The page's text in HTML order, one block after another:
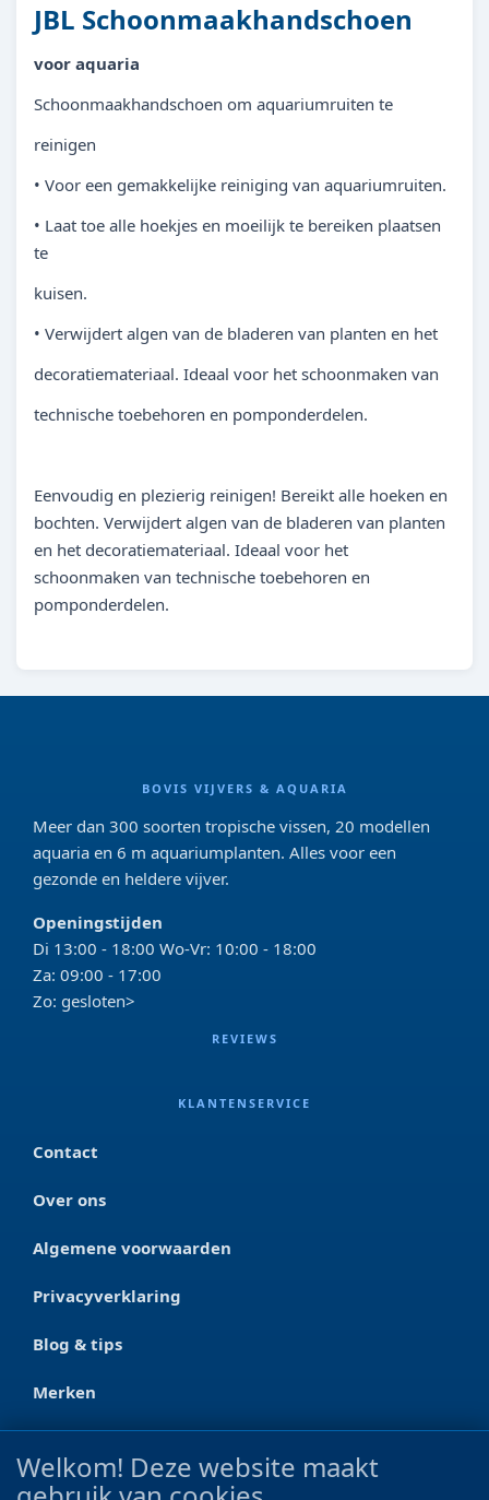
JBL Schoonmaakhandschoen
voor aquaria
Schoonmaakhandschoen om aquariumruiten te
reinigen
• Voor een gemakkelijke reiniging van aquariumruiten.
• Laat toe alle hoekjes en moeilijk te bereiken plaatsen
te
kuisen.
• Verwijdert algen van de bladeren van planten en het
decoratiemateriaal. Ideaal voor het schoonmaken van
technische toebehoren en pomponderdelen.
Eenvoudig en plezierig reinigen! Bereikt alle hoeken en
bochten. Verwijdert algen van de bladeren van planten
en het decoratiemateriaal. Ideaal voor het
schoonmaken van technische toebehoren en
pomponderdelen.
BOVIS VIJVERS & AQUARIA
Meer dan 300 soorten tropische vissen, 20 modellen
aquaria en 6 m aquariumplanten. Alles voor een
gezonde en heldere vijver.
Openingstijden
Di 13:00 - 18:00 Wo-Vr: 10:00 - 18:00
Za: 09:00 - 17:00
Zo: gesloten>
REVIEWS
KLANTENSERVICE
Contact
Over ons
Algemene voorwaarden
Privacyverklaring
Blog & tips
Merken
CONTACT
Ootmarsumseweg 125a
Welkom! Deze website maakt